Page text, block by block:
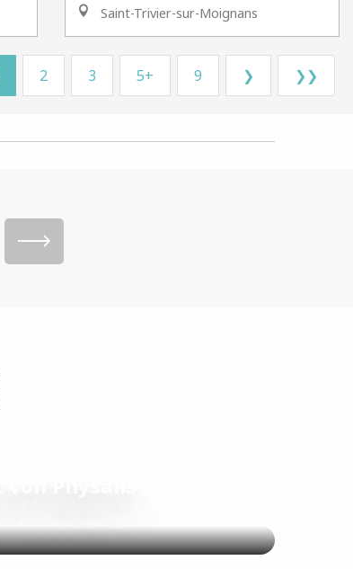
Saint-Trivier-sur-Moignans
2 3 5+ 9 ❯ ❯❯